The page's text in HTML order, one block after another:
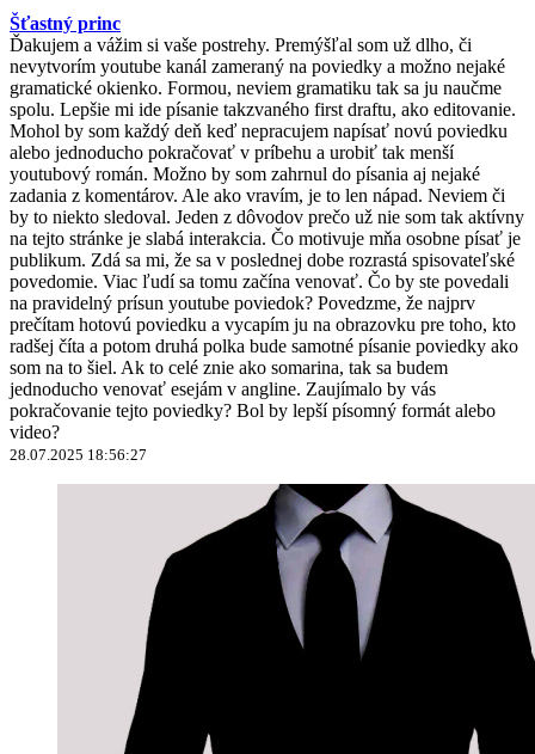
Šťastný princ
Ďakujem a vážim si vaše postrehy. Premýšľal som už dlho, či
nevytvorím youtube kanál zameraný na poviedky a možno nejaké
gramatické okienko. Formou, neviem gramatiku tak sa ju naučme
spolu. Lepšie mi ide písanie takzvaného first draftu, ako editovanie.
Mohol by som každý deň keď nepracujem napísať novú poviedku
alebo jednoducho pokračovať v príbehu a urobiť tak menší
youtubový román. Možno by som zahrnul do písania aj nejaké
zadania z komentárov. Ale ako vravím, je to len nápad. Neviem či
by to niekto sledoval. Jeden z dôvodov prečo už nie som tak aktívny
na tejto stránke je slabá interakcia. Čo motivuje mňa osobne písať je
publikum. Zdá sa mi, že sa v poslednej dobe rozrastá spisovateľské
povedomie. Viac ľudí sa tomu začína venovať. Čo by ste povedali
na pravidelný prísun youtube poviedok? Povedzme, že najprv
prečítam hotovú poviedku a vycapím ju na obrazovku pre toho, kto
radšej číta a potom druhá polka bude samotné písanie poviedky ako
som na to šiel. Ak to celé znie ako somarina, tak sa budem
jednoducho venovať esejám v angline. Zaujímalo by vás
pokračovanie tejto poviedky? Bol by lepší písomný formát alebo
video?
28.07.2025 18:56:27